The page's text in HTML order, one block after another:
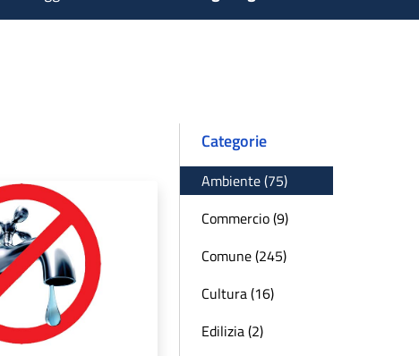
Categorie
Ambiente (75)
Commercio (9)
Comune (245)
Cultura (16)
Edilizia (2)